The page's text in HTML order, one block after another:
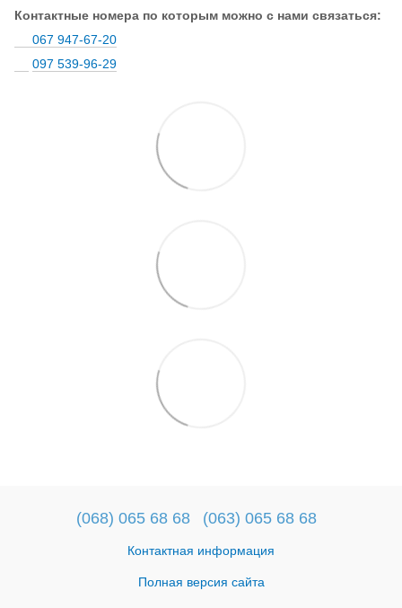
Контактные номера по которым можно с нами связаться:
067 947-67-20
097 539-96-29
(068) 065 68 68 (063) 065 68 68
Контактная информация
Полная версия сайта